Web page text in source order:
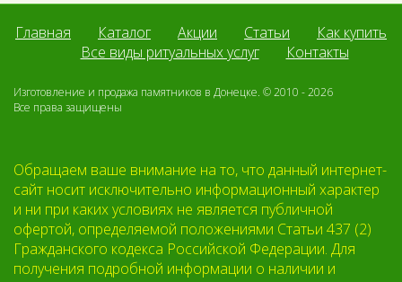
Главная Каталог Акции Статьи
Как купить
Все виды ритуальных услуг
Контакты
Изготовление и продажа памятников в Донецке. © 2010 - 2026
Все права защищены
Обращаем ваше внимание на то, что данный интернет-
сайт носит исключительно информационный характер
и ни при каких условиях не является публичной
офертой, определяемой положениями Статьи 437 (2)
Гражданского кодекса Российской Федерации. Для
получения подробной информации о наличии и